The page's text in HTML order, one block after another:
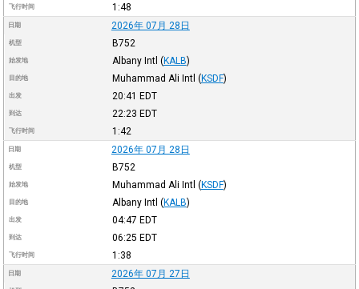
飞行时间 1:48
日期 2026年 07月 28日
机型 B752
始发地 Albany Intl (KALB)
目的地 Muhammad Ali Intl (KSDF)
出发 20:41 EDT
到达 22:23 EDT
飞行时间 1:42
日期 2026年 07月 28日
机型 B752
始发地 Muhammad Ali Intl (KSDF)
目的地 Albany Intl (KALB)
出发 04:47 EDT
到达 06:25 EDT
飞行时间 1:38
日期 2026年 07月 27日